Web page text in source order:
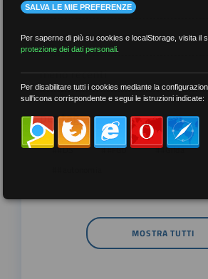
più recenti
meno recenti
per tag
##DS ##FGU ##Gilda
MOSTRA TUTTI
SALVA LE MIE PREFERENZE
Per saperne di più su cookies e localStorage, visita il
protezione dei dati personali
Per disabilitare tutti i cookies mediante la
sull'icona corrispondente e segui le istruzioni indicate: